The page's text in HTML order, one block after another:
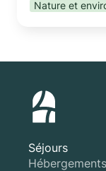
Nature et
Séjours
Hébergements